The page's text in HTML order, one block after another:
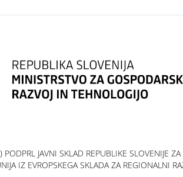
JAVNI SKLAD REPUBLIKE SLOVENIJE
IZ EVROPSKEGA SKLADA ZA REGIONALNI